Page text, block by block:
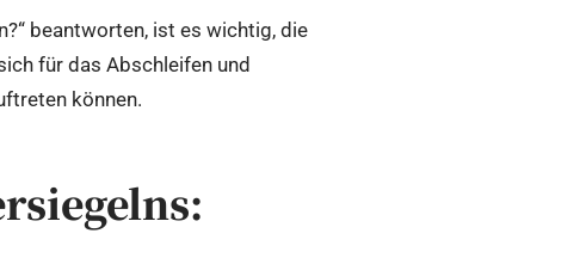
beantworten, ist es wichtig, die
für das Abschleifen und
können.